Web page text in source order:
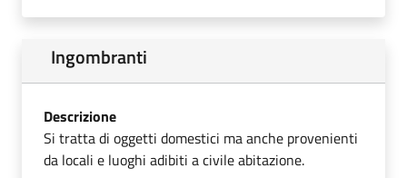
Ingombranti
Descrizione
Si tratta di oggetti domestici ma anche provenienti
da locali e luoghi adibiti a civile abitazione.